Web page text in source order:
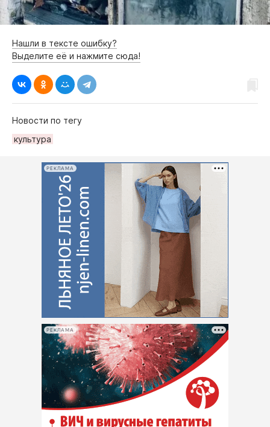
Нашли в тексте ошибку?
Выделите её и нажмите сюда!
Новости по тегу
культура
РЕКЛАМА
РЕКЛАМА